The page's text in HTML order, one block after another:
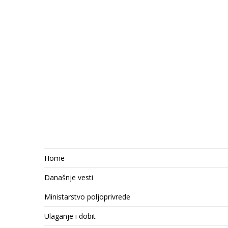
Home
Današnje vesti
Ministarstvo poljoprivrede
Ulaganje i dobit